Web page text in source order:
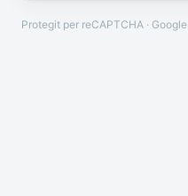
Protegit per reCAPTCHA · Google